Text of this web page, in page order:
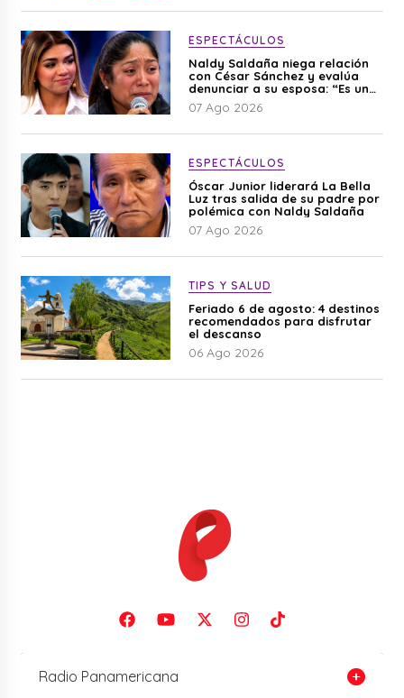
ESPECTÁCULOS
Naldy Saldaña niega relación
con César Sánchez y evalúa
denunciar a su esposa: “Es una
difamación”
07 Ago 2026
ESPECTÁCULOS
Óscar Junior liderará La Bella
Luz tras salida de su padre por
polémica con Naldy Saldaña
07 Ago 2026
TIPS Y SALUD
Feriado 6 de agosto: 4 destinos
recomendados para disfrutar
el descanso
06 Ago 2026
Radio Panamericana